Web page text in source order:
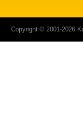
Copyright © 2001-2026